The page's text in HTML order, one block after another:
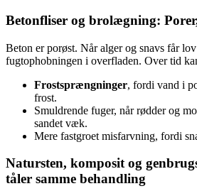
Betonfliser og brolægning:
Beton er porøst. Når alger og snavs får
fugtophobningen i overfladen. Over tid
Frostsprængninger, fordi vand i
frost.
Smuldrende fuger, når rødder og
sandet væk.
Mere fastgroet misfarvning, fordi
Natursten, komposit og
tåler samme behandling